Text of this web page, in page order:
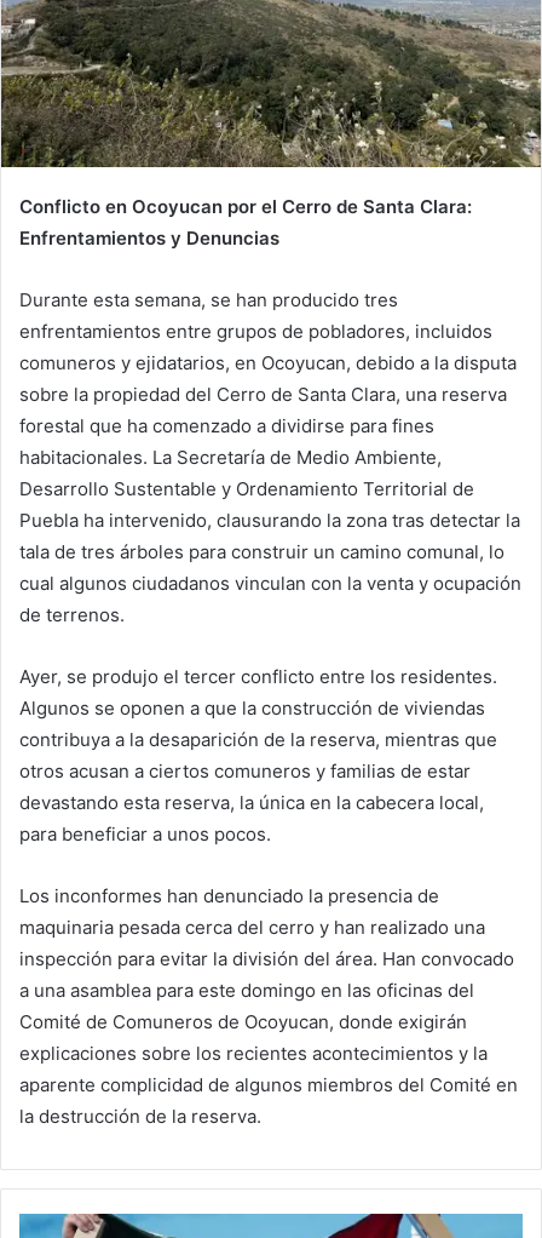
Conflicto en Ocoyucan por el Cerro de Santa Clara:
Enfrentamientos y Denuncias
Durante esta semana, se han producido tres
enfrentamientos entre grupos de pobladores, incluidos
comuneros y ejidatarios, en Ocoyucan, debido a la disputa
sobre la propiedad del Cerro de Santa Clara, una reserva
forestal que ha comenzado a dividirse para fines
habitacionales. La Secretaría de Medio Ambiente,
Desarrollo Sustentable y Ordenamiento Territorial de
Puebla ha intervenido, clausurando la zona tras detectar la
tala de tres árboles para construir un camino comunal, lo
cual algunos ciudadanos vinculan con la venta y ocupación
de terrenos.
Ayer, se produjo el tercer conflicto entre los residentes.
Algunos se oponen a que la construcción de viviendas
contribuya a la desaparición de la reserva, mientras que
otros acusan a ciertos comuneros y familias de estar
devastando esta reserva, la única en la cabecera local,
para beneficiar a unos pocos.
Los inconformes han denunciado la presencia de
maquinaria pesada cerca del cerro y han realizado una
inspección para evitar la división del área. Han convocado
a una asamblea para este domingo en las oficinas del
Comité de Comuneros de Ocoyucan, donde exigirán
explicaciones sobre los recientes acontecimientos y la
aparente complicidad de algunos miembros del Comité en
la destrucción de la reserva.